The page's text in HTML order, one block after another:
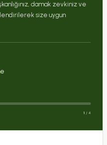
damak zevkiniz ve
size uygun
1 / 4